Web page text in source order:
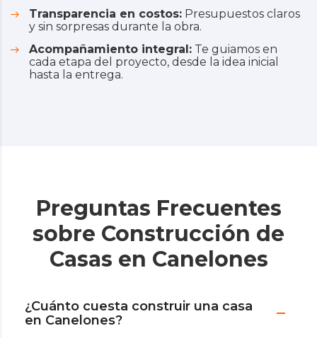
Transparencia en costos: Presupuestos claros
y sin sorpresas durante la obra.
Acompañamiento integral: Te guiamos en
cada etapa del proyecto, desde la idea inicial
hasta la entrega.
Preguntas Frecuentes
sobre Construcción de
Casas en Canelones
¿Cuánto cuesta construir una casa
en Canelones?